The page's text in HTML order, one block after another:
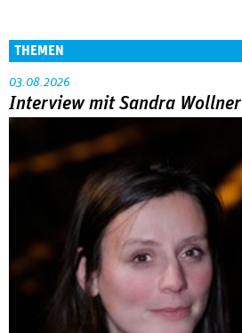
THEMEN
03.08.2026
Interview mit Sandra Wollner